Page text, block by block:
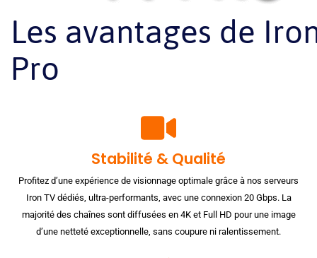
Les avantages de
Pro
Stabilité & Qualité
Profitez d’une expérience de visionnage optimale grâce à nos serveurs
Iron TV dédiés, ultra-performants, avec une connexion 20 Gbps. La
majorité des chaînes sont diffusées en 4K et Full HD pour une image
d’une netteté exceptionnelle, sans coupure ni ralentissement.